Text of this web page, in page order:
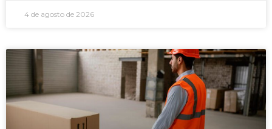
4 de agosto de 2026